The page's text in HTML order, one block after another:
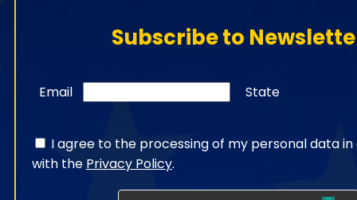
Subscribe to
Email State
I agree to the processing of my personal data
with the Privacy Policy.